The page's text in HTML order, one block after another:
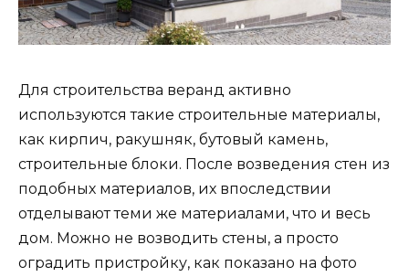
Для строительства веранд активно
используются такие строительные материалы,
как кирпич, ракушняк, бутовый камень,
строительные блоки. После возведения стен из
подобных материалов, их впоследствии
отделывают теми же материалами, что и весь
дом. Можно не возводить стены, а просто
оградить пристройку, как показано на фото